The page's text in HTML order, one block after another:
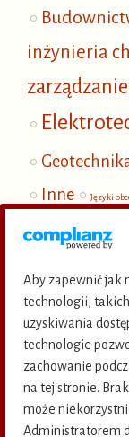
Aby zapewnić jak
technologii,
uzyskiwania
technologie
zachowanie
na tej stronie.
może
Administratorem
inżynieria
zarządzanie
Inne Języki
i fizyka
Ochrona